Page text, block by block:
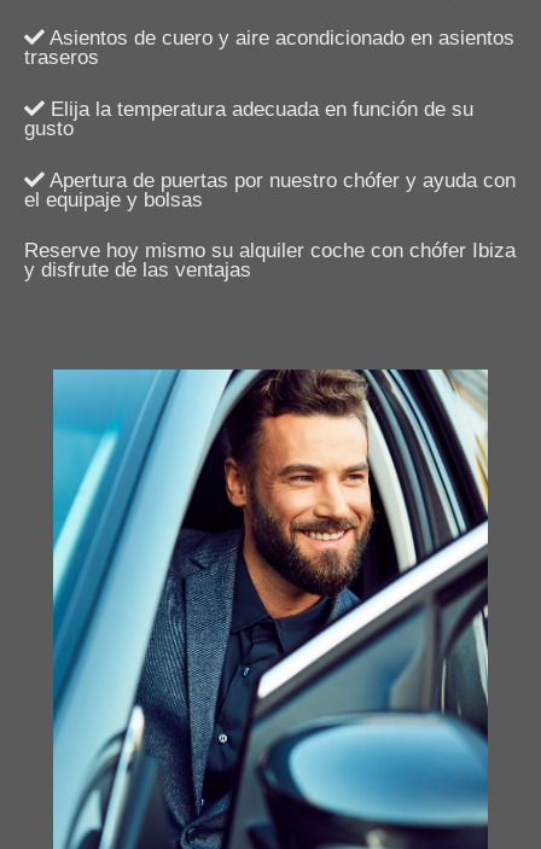
Asientos de cuero y aire acondicionado en asientos
traseros
Elija la temperatura adecuada en función de su
gusto
Apertura de puertas por nuestro chófer y ayuda con
el equipaje y bolsas
Reserve hoy mismo su alquiler coche con chófer Ibiza
y disfrute de las ventajas